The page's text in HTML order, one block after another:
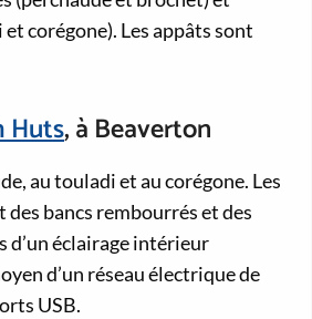
corégone). Les appâts sont
Huts, à Beaverton
au touladi et au corégone. Les
des bancs rembourrés et des
d’un éclairage intérieur
d’un réseau électrique de
USB.